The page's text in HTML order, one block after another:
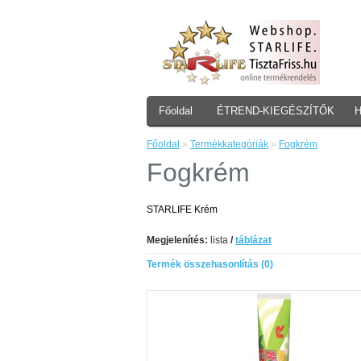
Főoldal ÉTREND-KIEGÉSZÍTŐK
Főoldal » Termékkategóriák » Fogkrém
Fogkrém
STARLIFE Krém
Megjelenítés: lista / táblázat
Termék összehasonlítás (0)